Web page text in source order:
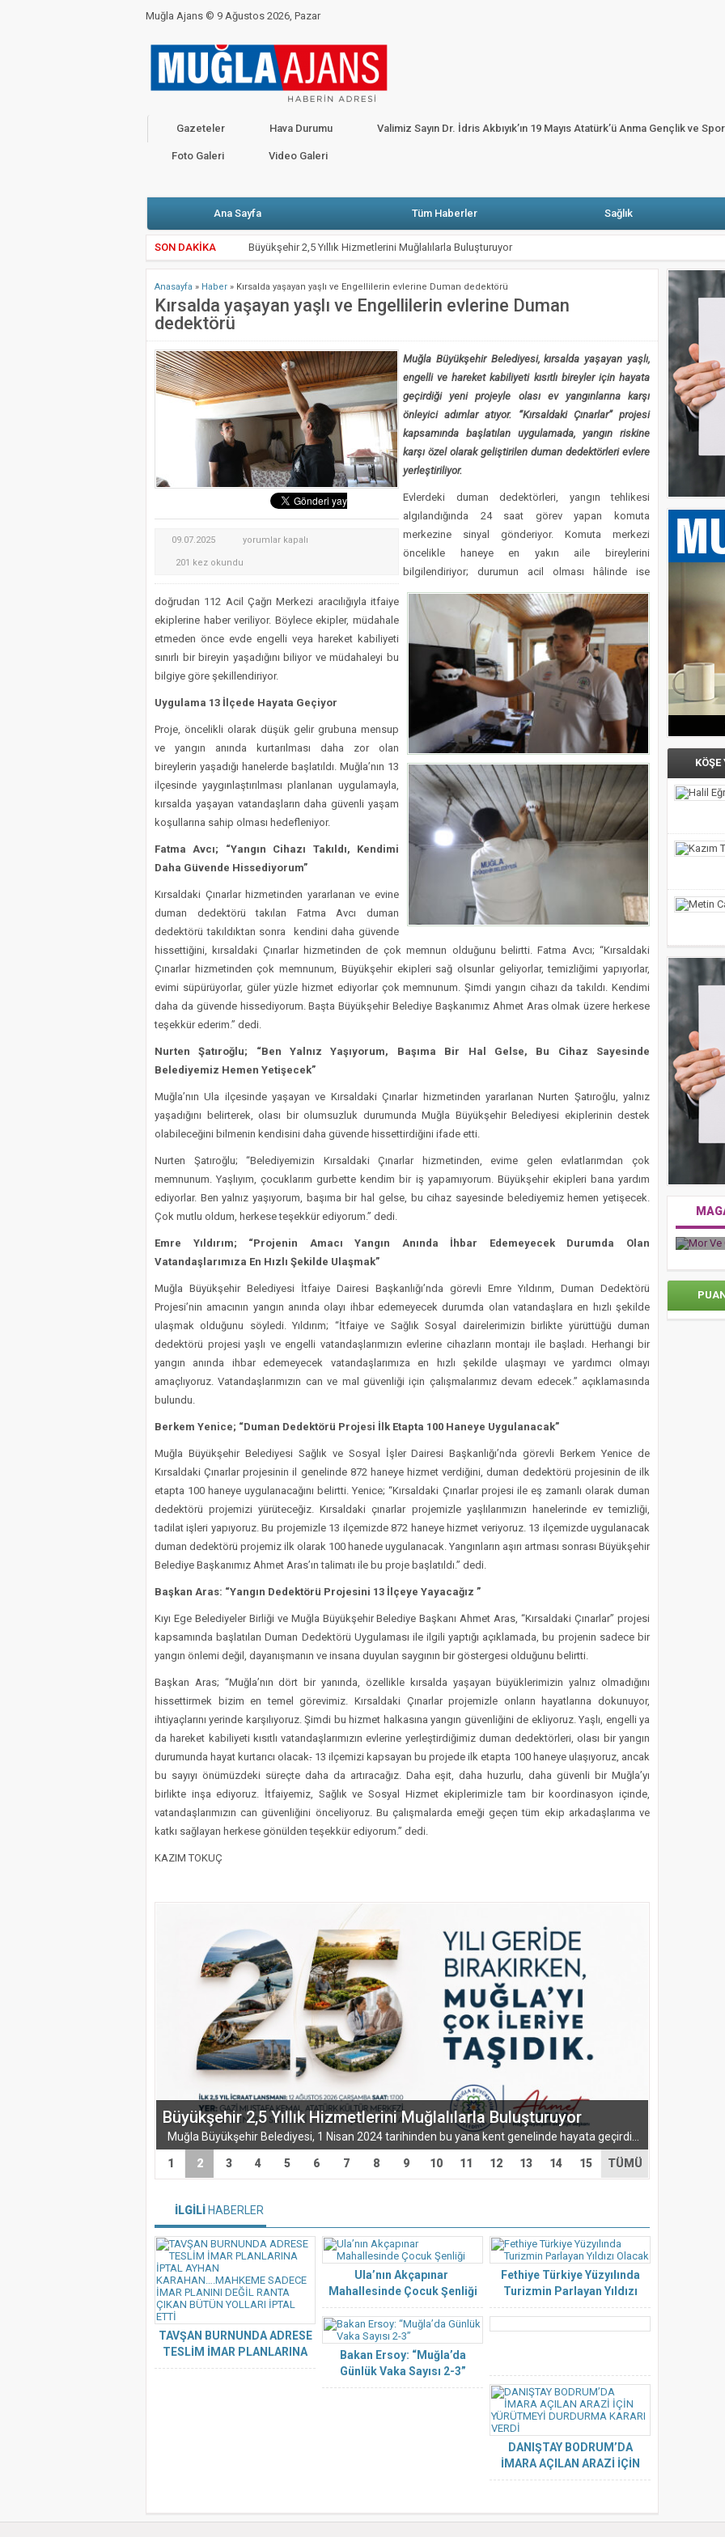
Muğla Ajans © 9 Ağustos 2026, Pazar
BAKANLIKTAN YENİ CORONO GENELGESİ CHP’li Erbay: Muğla’da elektrik faturasını ödeyemeyen abone sayısı yüzde dört
CHP’Lİ VEKİLLER BAŞKANLARLA KARŞI KARŞIYA
Gazeteler Hava Durumu Valimiz Sayın Dr. İdris Akbıyık’ın 19 Mayıs Atatürk’ü Anma Gençlik ve
Foto Galeri Video Galeri
Ana Sayfa Tüm Haberler Sağlık
SON DAKİKA
Büyükşehir 2,5 Yıllık Hizmetlerini Muğlalılarla Buluşturuyor
Bodrum’da Havuz Dairesinde sıkışan kişiyi İtfaiye kurtardı
Büyükşehir’den Yangın Sonrası Seydikemer’de Yaralar Sarılıyor
Seydikemer’de Yangın Sonrası Seferberlik
Marmaris’teki Suikast Timinin 10 Yıllık Firarisi FETÖ’cü Muğla Adliyesine Sevk Edildi
ATIK KAĞIDIN EL İŞİ VE BOYAMA SANATIYLA TAMAMLADIĞI YOLCULUĞU
Muğla’nın Ula İlçesinin Akyaka Plajına alınmayan Engelli kadın plaja sürünerek geçti
Anasayfa » Haber » Kırsalda yaşayan yaşlı ve Engellilerin evlerine Duman dedektörü
Kırsalda yaşayan yaşlı ve Engellilerin evlerine Duman
dedektörü
09.07.2025
Kırsalda
yaşayan
ve
Engellilerin
evlerine
Duman
dedektörü
yorumlar kapalı
201 kez okundu
Muğla Büyükşehir Belediyesi, kırsalda yaşayan yaşlı,
engelli ve hareket kabiliyeti kısıtlı bireyler için hayata
geçirdiği yeni projeyle olası ev yangınlarına karşı
önleyici adımlar atıyor. “Kırsaldaki Çınarlar” projesi
kapsamında başlatılan uygulamada, yangın riskine
karşı özel olarak geliştirilen duman dedektörleri evlere
yerleştiriliyor.
Evlerdeki duman dedektörleri, yangın tehlikesi
algılandığında 24 saat görev yapan komuta
merkezine sinyal gönderiyor. Komuta merkezi
öncelikle haneye en yakın aile bireylerini
bilgilendiriyor; durumun acil olması hâlinde ise
doğrudan 112 Acil Çağrı Merkezi aracılığıyla itfaiye
ekiplerine haber veriliyor. Böylece ekipler, müdahale
etmeden önce evde engelli veya hareket kabiliyeti
sınırlı bir bireyin yaşadığını biliyor ve müdahaleyi bu
bilgiye göre şekillendiriyor.
Uygulama 13 İlçede Hayata Geçiyor
Proje, öncelikli olarak düşük gelir grubuna mensup
ve yangın anında kurtarılması daha zor olan
bireylerin yaşadığı hanelerde başlatıldı. Muğla’nın 13
ilçesinde yaygınlaştırılması planlanan uygulamayla,
kırsalda yaşayan vatandaşların daha güvenli yaşam
koşullarına sahip olması hedefleniyor.
Fatma Avcı; “Yangın Cihazı Takıldı, Kendimi
Daha Güvende Hissediyorum”
Kırsaldaki Çınarlar hizmetinden yararlanan ve evine
duman dedektörü takılan Fatma Avcı duman
dedektörü takıldıktan sonra kendini daha güvende
hissettiğini, kırsaldaki Çınarlar hizmetinden de çok memnun olduğunu belirtti. Fatma Avcı; “Kırsaldaki
Çınarlar hizmetinden çok memnunum, Büyükşehir ekipleri sağ olsunlar geliyorlar, temizliğimi yapıyorlar,
evimi süpürüyorlar, güler yüzle hizmet ediyorlar çok memnunum. Şimdi yangın cihazı da takıldı. Kendimi
daha da güvende hissediyorum. Başta Büyükşehir Belediye Başkanımız Ahmet Aras olmak üzere herkese
teşekkür ederim.” dedi.
Nurten Şatıroğlu; “Ben Yalnız Yaşıyorum, Başıma Bir Hal Gelse, Bu Cihaz Sayesinde
Belediyemiz Hemen Yetişecek”
Muğla’nın Ula ilçesinde yaşayan ve Kırsaldaki Çınarlar hizmetinden yararlanan Nurten Şatıroğlu, yalnız
yaşadığını belirterek, olası bir olumsuzluk durumunda Muğla Büyükşehir Belediyesi ekiplerinin destek
olabileceğini bilmenin kendisini daha güvende hissettirdiğini ifade etti.
Nurten Şatıroğlu; “Belediyemizin Kırsaldaki Çınarlar hizmetinden, evime gelen evlatlarımdan çok
memnunum. Yaşlıyım, çocuklarım gurbette kendim bir iş yapamıyorum. Büyükşehir ekipleri bana yardım
ediyorlar. Ben yalnız yaşıyorum, başıma bir hal gelse, bu cihaz sayesinde belediyemiz hemen yetişecek.
Çok mutlu oldum, herkese teşekkür ediyorum.” dedi.
Emre Yıldırım; “Projenin Amacı Yangın Anında İhbar Edemeyecek Durumda Olan
Vatandaşlarımıza En Hızlı Şekilde Ulaşmak”
Muğla Büyükşehir Belediyesi İtfaiye Dairesi Başkanlığı’nda görevli Emre Yıldırım, Duman Dedektörü
Projesi’nin amacının yangın anında olayı ihbar edemeyecek durumda olan vatandaşlara en hızlı şekilde
ulaşmak olduğunu söyledi. Yıldırım; “İtfaiye ve Sağlık Sosyal dairelerimizin birlikte yürüttüğü duman
dedektörü projesi yaşlı ve engelli vatandaşlarımızın evlerine cihazların montajı ile başladı. Herhangi bir
yangın anında ihbar edemeyecek vatandaşlarımıza en hızlı şekilde ulaşmayı ve yardımcı olmayı
amaçlıyoruz. Vatandaşlarımızın can ve mal güvenliği için çalışmalarımız devam edecek.” açıklamasında
bulundu.
Berkem Yenice; “Duman Dedektörü Projesi İlk Etapta 100 Haneye Uygulanacak”
Muğla Büyükşehir Belediyesi Sağlık ve Sosyal İşler Dairesi Başkanlığı’nda görevli Berkem Yenice de
Kırsaldaki Çınarlar projesinin il genelinde 872 haneye hizmet verdiğini, duman dedektörü projesinin de ilk
etapta 100 haneye uygulanacağını belirtti. Yenice; “Kırsaldaki Çınarlar projesi ile eş zamanlı olarak duman
dedektörü projemizi yürüteceğiz. Kırsaldaki çınarlar projemizle yaşlılarımızın hanelerinde ev temizliği,
tadilat işleri yapıyoruz. Bu projemizle 13 ilçemizde 872 haneye hizmet veriyoruz. 13 ilçemizde uygulanacak
duman dedektörü projemiz ilk olarak 100 hanede uygulanacak. Yangınların aşırı artması sonrası Büyükşehir
Belediye Başkanımız Ahmet Aras’ın talimatı ile bu proje başlatıldı.” dedi.
Başkan Aras: “Yangın Dedektörü Projesini 13 İlçeye Yayacağız ”
Kıyı Ege Belediyeler Birliği ve Muğla Büyükşehir Belediye Başkanı Ahmet Aras, “Kırsaldaki Çınarlar” projesi
kapsamında başlatılan Duman Dedektörü Uygulaması ile ilgili yaptığı açıklamada, bu projenin sadece bir
yangın önlemi değil, dayanışmanın ve insana duyulan saygının bir göstergesi olduğunu belirtti.
Başkan Aras; “Muğla’nın dört bir yanında, özellikle kırsalda yaşayan büyüklerimizin yalnız olmadığını
hissettirmek bizim en temel görevimiz. Kırsaldaki Çınarlar projemizle onların hayatlarına dokunuyor,
ihtiyaçlarını yerinde karşılıyoruz. Şimdi bu hizmet halkasına yangın güvenliğini de ekliyoruz. Yaşlı, engelli ya
da hareket kabiliyeti kısıtlı vatandaşlarımızın evlerine yerleştirdiğimiz duman dedektörleri, olası bir yangın
durumunda hayat kurtarıcı olacak.13 ilçemizi kapsayan bu projede ilk etapta 100 haneye ulaşıyoruz, ancak
bu sayıyı önümüzdeki süreçte daha da artıracağız. Daha eşit, daha huzurlu, daha güvenli bir Muğla’yı
birlikte inşa ediyoruz. İtfaiyemiz, Sağlık ve Sosyal Hizmet ekiplerimizle tam bir koordinasyon içinde,
vatandaşlarımızın can güvenliğini önceliyoruz. Bu çalışmalarda emeği geçen tüm ekip arkadaşlarıma ve
katkı sağlayan herkese gönülden teşekkür ediyorum.” dedi.
KAZIM TOKUÇ
Büyükşehir 2,5 Yıllık Hizmetlerini Muğlalılarla Buluşturuyor
1 2 3 4 5 6 7 8 9 10 11 12 13 14 15 TÜMÜ
İLGİLİ HABERLER
TAVŞAN BURNUNDA ADRESE
TESLİM İMAR PLANLARINA
İPTAL AYHAN
Ula’nın Akçapınar
Mahallesinde Çocuk Şenliği
Fethiye Türkiye Yüzyılında
Turizmin Parlayan Yıldızı
Olacak
Bakan Ersoy: “Muğla’da
Günlük Vaka Sayısı 2-3”
DANIŞTAY BODRUM’DA
İMARA AÇILAN ARAZİ İÇİN
YÜRÜTMEYİ DURDURMA
Zorlu Psm’de Edip Akbayram Coşkusu Yaşandı
Mor